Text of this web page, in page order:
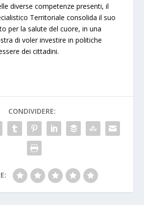
diverse competenze presenti, il
Territoriale consolida il suo
per la salute del cuore, in una
di voler investire in politiche
dei cittadini.
CONDIVIDERE: